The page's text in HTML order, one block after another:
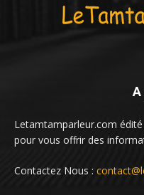
A
Letamtamparleur.com
pour vous offrir des
Contactez Nous :